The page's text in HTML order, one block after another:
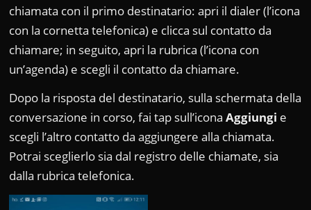
chiamata con il primo destinatario: apri il dialer (l’icona
con la cornetta telefonica) e clicca sul contatto da
chiamare; in seguito, apri la rubrica (l’icona con
un’agenda) e scegli il contatto da chiamare.
Dopo la risposta del destinatario, sulla schermata della
conversazione in corso, fai tap sull’iconaAggiungi e
scegli l’altro contatto da aggiungere alla chiamata.
Potrai sceglierlo sia dal registro delle chiamate, sia
dalla rubrica telefonica.